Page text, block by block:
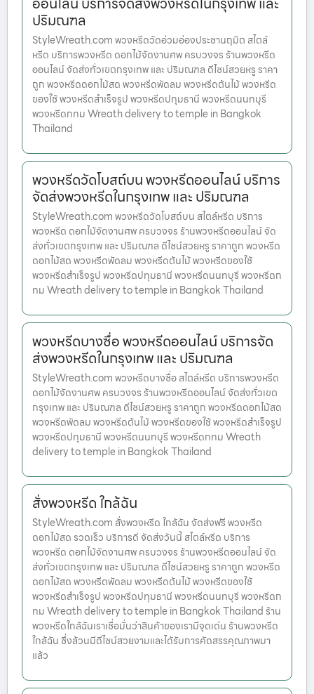
ปริมณฑล
StyleWreath.com พวงหรีดวัดอ่วมอ่องประชานฤมิต สไตล์
หรีด บริการพวงหรีด ดอกไม้จัดงานศพ ครบวงจร ร้านพวงหรีด
ออนไลน์ จัดส่งทั่วเขตกรุงเทพ และ ปริมณฑล ดีไซน์สวยหรู ราคา
ถูก พวงหรีดดอกไม้สด พวงหรีดพัดลม พวงหรีดต้นไม้ พวงหรีด
ของใช้ พวงหรีดสำเร็จรูป พวงหรีดปทุมธานี พวงหรีดนนทบุรี
พวงหรีดกทม Wreath delivery to temple in Bangkok
Thailand
พวงหรีดวัดโบสถ์บน พวงหรีดออนไลน์ บริการ
จัดส่งพวงหรีดในกรุงเทพ และ ปริมณฑล
StyleWreath.com พวงหรีดวัดโบสถ์บน สไตล์หรีด บริการ
พวงหรีด ดอกไม้จัดงานศพ ครบวงจร ร้านพวงหรีดออนไลน์ จัด
ส่งทั่วเขตกรุงเทพ และ ปริมณฑล ดีไซน์สวยหรู ราคาถูก พวงหรีด
ดอกไม้สด พวงหรีดพัดลม พวงหรีดต้นไม้ พวงหรีดของใช้
พวงหรีดสำเร็จรูป พวงหรีดปทุมธานี พวงหรีดนนทบุรี พวงหรีดก
ทม Wreath delivery to temple in Bangkok Thailand
พวงหรีดบางซื่อ พวงหรีดออนไลน์ บริการจัด
ส่งพวงหรีดในกรุงเทพ และ ปริมณฑล
StyleWreath.com พวงหรีดบางซื่อ สไตล์หรีด บริการพวงหรีด
ดอกไม้จัดงานศพ ครบวงจร ร้านพวงหรีดออนไลน์ จัดส่งทั่วเขต
กรุงเทพ และ ปริมณฑล ดีไซน์สวยหรู ราคาถูก พวงหรีดดอกไม้สด
พวงหรีดพัดลม พวงหรีดต้นไม้ พวงหรีดของใช้ พวงหรีดสำเร็จรูป
พวงหรีดปทุมธานี พวงหรีดนนทบุรี พวงหรีดกทม Wreath
delivery to temple in Bangkok Thailand
สั่งพวงหรีด ใกล้ฉัน
StyleWreath.com สั่งพวงหรีด ใกล้ฉัน จัดส่งฟรี พวงหรีด
ดอกไม้สด รวดเร็ว บริการดี จัดส่งวันนี้ สไตล์หรีด บริการ
พวงหรีด ดอกไม้จัดงานศพ ครบวงจร ร้านพวงหรีดออนไลน์ จัด
ส่งทั่วเขตกรุงเทพ และ ปริมณฑล ดีไซน์สวยหรู ราคาถูก พวงหรีด
ดอกไม้สด พวงหรีดพัดลม พวงหรีดต้นไม้ พวงหรีดของใช้
พวงหรีดสำเร็จรูป พวงหรีดปทุมธานี พวงหรีดนนทบุรี พวงหรีดก
ทม Wreath delivery to temple in Bangkok Thailand ร้าน
พวงหรีดใกล้ฉันเราเชื่อมั่นว่าสินค้าของเรามีจุดเด่น ร้านพวงหรีด
ใกล้ฉัน ซึ่งล้วนมีดีไซน์สวยงามและได้รับการคัดสรรคุณภาพมา
แล้ว